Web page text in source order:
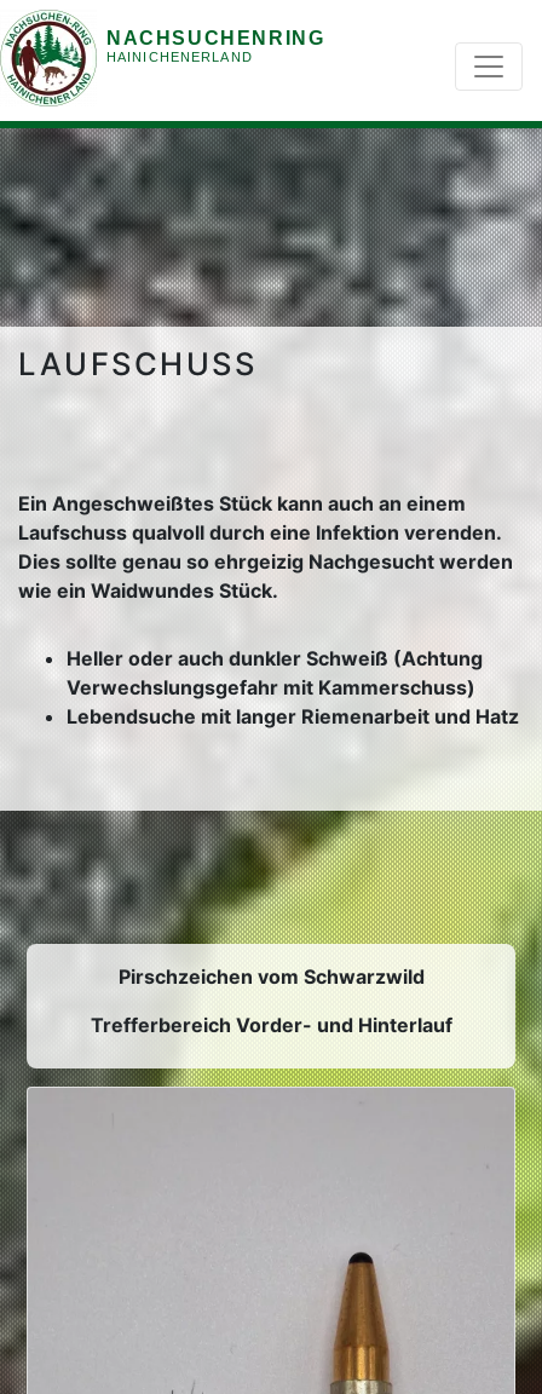
NACHSUCHENRING
HAINICHENERLAND
LAUFSCHUSS
Ein Angeschweißtes Stück kann auch an einem
Laufschuss qualvoll durch eine Infektion verenden.
Dies sollte genau so ehrgeizig Nachgesucht werden
wie ein Waidwundes Stück.
Heller oder auch dunkler Schweiß (Achtung
Verwechslungsgefahr mit Kammerschuss)
Lebendsuche mit langer Riemenarbeit und Hatz
Pirschzeichen vom Schwarzwild
Trefferbereich Vorder- und Hinterlauf